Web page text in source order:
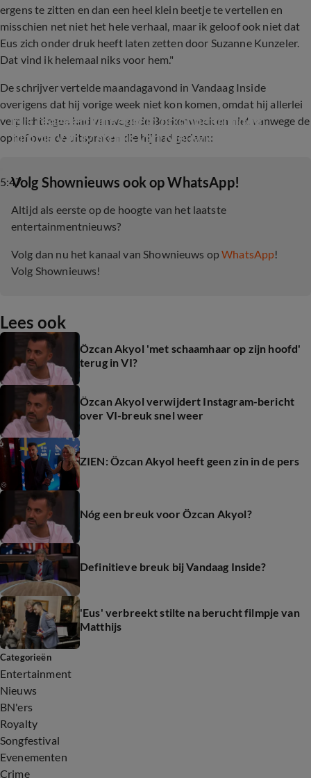
ergens te zitten en dan een heel klein beetje te vertellen en
misschien net niet het hele verhaal, maar ik geloof ook niet dat
Eus zich onder druk heeft laten zetten door Suzanne Kunzeler.
Dat vind ik helemaal niks voor hem."
De schrijver vertelde maandagavond in Vandaag Inside
overigens dat hij vorige week niet kon komen, omdat hij allerlei
verplichtingen had vanwege de Boekenweek en niet vanwege de
ophef over de uitspraken die hij had gedaan:
5:47
Eus reageert uitgebreid op ophef rondom
filmpje van Matthijs van Nieuwkerk
‎Volg Shownieuws ook op WhatsApp!
Altijd als eerste op de hoogte van het laatste
entertainmentnieuws?
Volg dan nu het kanaal van Shownieuws opWhatsApp!
Volg Shownieuws!
Lees ook
Özcan Akyol 'met schaamhaar op zijn hoofd'
terug in VI?
Özcan Akyol verwijdert Instagram-bericht
over VI-breuk snel weer
ZIEN: Özcan Akyol heeft geen zin in de pers
Nóg een breuk voor Özcan Akyol?
Definitieve breuk bij Vandaag Inside?
'Eus' verbreekt stilte na berucht filmpje van
Matthijs
Categorieën
Entertainment
Nieuws
BN'ers
Royalty
Songfestival
Evenementen
Crime